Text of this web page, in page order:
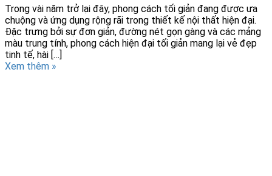
Trong vài năm trở lại đây, phong cách tối giản đang được ưa
chuộng và ứng dụng rộng rãi trong thiết kế nội thất hiện đại.
Đặc trưng bởi sự đơn giản, đường nét gọn gàng và các mảng
màu trung tính, phong cách hiện đại tối giản mang lại vẻ đẹp
tinh tế, hài […]
Xem thêm »